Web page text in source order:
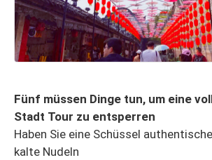
Fünf müssen Dinge tun, um eine
Stadt Tour zu entsperren
Haben Sie eine Schüssel
kalte Nudeln